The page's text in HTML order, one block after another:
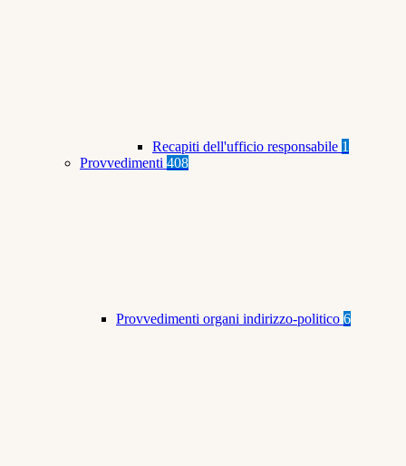
Recapiti dell'ufficio responsabile 1
Provvedimenti 408
Provvedimenti organi indirizzo-politico 6